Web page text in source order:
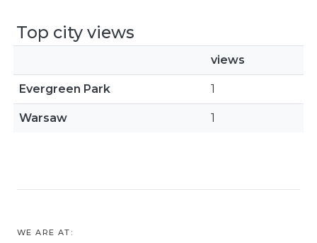
Top city views
views
Evergreen Park 1
Warsaw 1
WE ARE AT: